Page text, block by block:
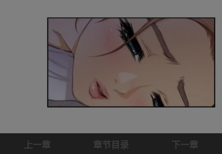
上一章 章节目录 下一章